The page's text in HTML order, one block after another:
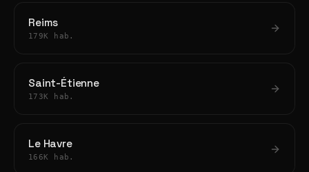
Reims
179K hab.
Saint-Étienne
173K hab.
Le Havre
166K hab.